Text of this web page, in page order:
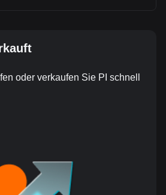
oder verkaufen Sie PI schnell